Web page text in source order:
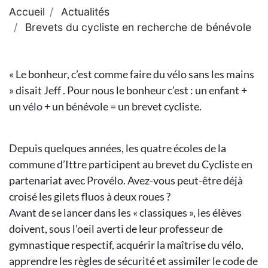
Accueil
Actualités
Brevets du cycliste en recherche de bénévole
« Le bonheur, c’est comme faire du vélo sans les mains
» disait Jeff . Pour nous le bonheur c’est : un enfant +
un vélo + un bénévole = un brevet cycliste.
Depuis quelques années, les quatre écoles de la
commune d’Ittre participent au brevet du Cycliste en
partenariat avec Provélo. Avez-vous peut-être déjà
croisé les gilets fluos à deux roues ?
Avant de se lancer dans les « classiques », les élèves
doivent, sous l’oeil averti de leur professeur de
gymnastique respectif, acquérir la maîtrise du vélo,
apprendre les règles de sécurité et assimiler le code de